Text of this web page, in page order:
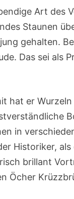
Art des
Staunen
gehalten.
Das sei als
hat er
in
Historiker,
brillant
Öcher